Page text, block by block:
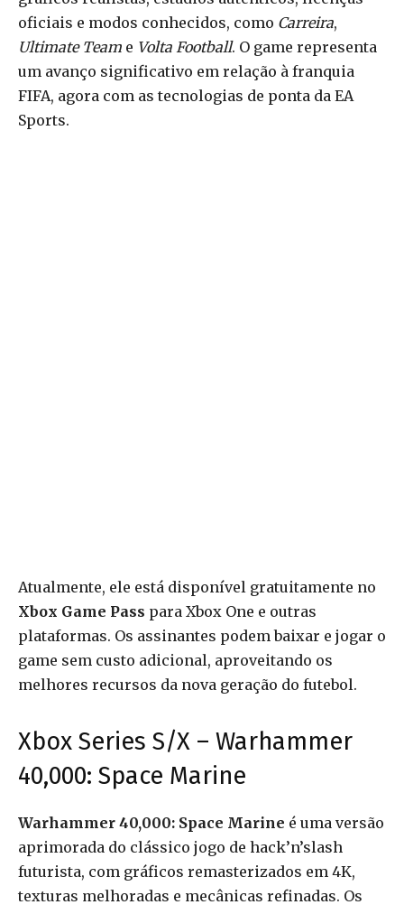
oficiais e modos conhecidos, como Carreira,
Ultimate Team e Volta Football. O game representa
um avanço significativo em relação à franquia
FIFA, agora com as tecnologias de ponta da EA
Sports.
Atualmente, ele está disponível gratuitamente no
Xbox Game Pass para Xbox One e outras
plataformas. Os assinantes podem baixar e jogar o
game sem custo adicional, aproveitando os
melhores recursos da nova geração do futebol.
Xbox Series S/X – Warhammer
40,000: Space Marine
Warhammer 40,000: Space Marine é uma versão
aprimorada do clássico jogo de hack’n’slash
futurista, com gráficos remasterizados em 4K,
texturas melhoradas e mecânicas refinadas. Os